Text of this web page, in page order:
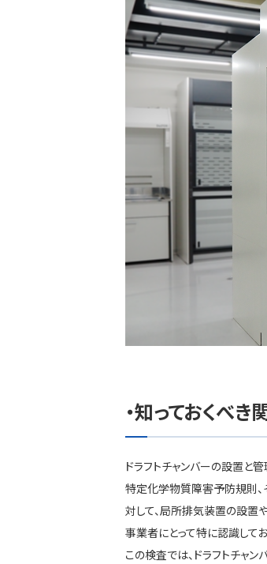
知っておくべ
ドラフトチャンバーの設置と
特定化学物質障害予防規則、
対して、局所排気装置の設置
事業者にとって特に認識して
この検査では、ドラフトチャ